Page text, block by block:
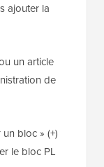
ajouter la
un article
de
bloc » (+)
le bloc PL